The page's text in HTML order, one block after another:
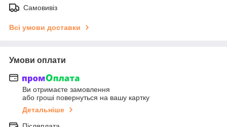
Самовивіз
Всі умови доставки
Умови оплати
Ви отримаєте замовлення
або гроші повернуться на вашу картку
Детальніше